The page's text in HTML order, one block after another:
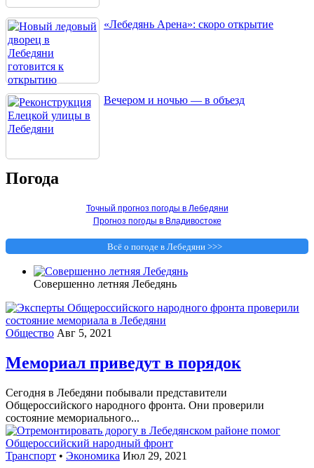
«Лебедянь Арена»: скоро открытие
Вечером и ночью — в объезд
Погода
Точный прогноз погоды в Лебедяни
Прогноз погоды в Владивостоке
Всё о погоде в Лебедяни >>>
Совершенно летняя Лебедянь
Общество Авг 5, 2021
Мемориал приведут в порядок
Сегодня в Лебедяни побывали представители
Общероссийского народного фронта. Они проверили
состояние мемориального...
Транспорт • Экономика Июл 29, 2021